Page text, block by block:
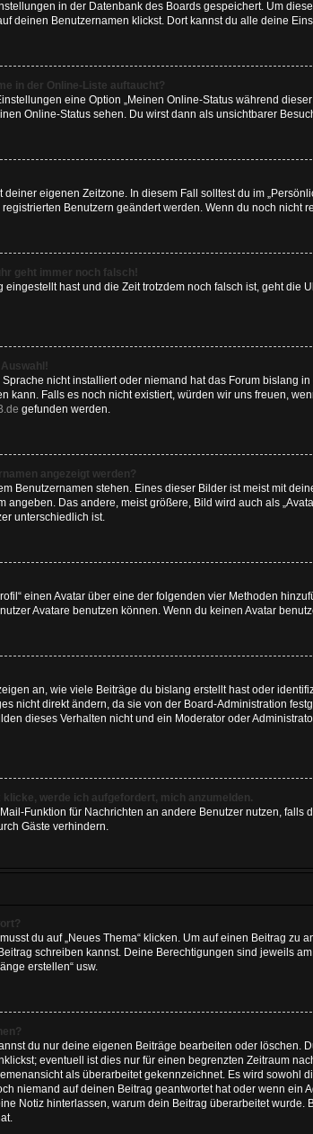
in der Datenbank des Boards gespeichert. Um
deinen Benutzernamen klickst. Dort kannst du alle deine
in der Online-Liste auftaucht?
eine Option „Meinen Online-Status während
Online-Status sehen. Du wirst dann als unsichtbarer
eigenen Zeitzone. In diesem Fall solltest du im
Benutzern geändert werden. Wenn du noch nicht
geht immer noch falsch!
hast und die Zeit trotzdem noch falsch ist, geht die
nicht installiert oder niemand hat das Forum bislang
kann. Falls es noch nicht existiert, würden wir uns freuen,
gefunden werden.
angezeigt werden?
Benutzernamen stehen. Eines dieser Bilder ist meist mit
Das andere, meist größere, Bild wird auch als
unterschiedlich ist.
einen Avatar über eine der folgenden vier Methoden
Avatare benutzen können. Wenn du keinen Avatar
an, wie viele Beiträge du bislang erstellt hast oder
nicht direkt ändern, da sie von der Board-Administration
dieses Verhalten nicht und ein Moderator oder
werde ich aufgefordert, mich anzumelden.
Funktion für Nachrichten an andere Benutzer nutzen,
Gäste verhindern.
du auf „Neues Thema“ klicken. Um auf einen Beitrag zu
schreiben kannst. Deine Berechtigungen sind jeweils
erstellen“ usw.
du nur deine eigenen Beiträge bearbeiten oder löschen.
eventuell ist dies nur für einen begrenzten Zeitraum
als überarbeitet gekennzeichnet. Es wird sowohl
niemand auf deinen Beitrag geantwortet hat oder wenn ein
Notiz hinterlassen, warum dein Beitrag überarbeitet